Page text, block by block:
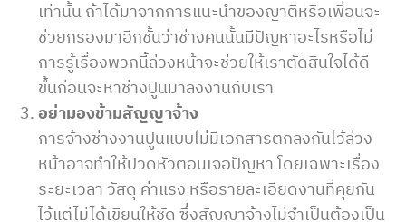
เท่านั้น ถ้าได้มาจากการแนะนำของญาติหรือเพื่อนจะ
ช่วยกรองมาอีกชั้นว่าช่างคนนั้นมีปัญหาอะไรหรือไม่
การรู้เรื่องพวกนี้ล่วงหน้าจะช่วยให้เราตัดสินใจได้ดี
ขึ้นก่อนจะหาช่างปูนมาลงงานกับเรา
อย่ามองข้ามสัญญาจ้าง
การจ้างช่างงานปูนแบบไม่มีเอกสารตกลงกันไว้ล่วง
หน้าอาจทำให้ปวดหัวตอนเจอปัญหา โดยเฉพาะเรื่อง
ระยะเวลา วัสดุ ค่าแรง หรือรายละเอียดงานที่คุยกัน
ไว้แต่ไม่ได้เขียนให้ชัด ซึ่งสัญญาจ้างไม่จำเป็นต้องเป็น